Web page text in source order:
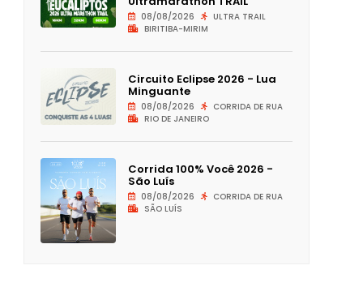
08/08/2026
ULTRA TRAIL
BIRITIBA-MIRIM
Circuito Eclipse 2026 - Lua
Minguante
08/08/2026
CORRIDA DE RUA
RIO DE JANEIRO
Corrida 100% Você 2026 -
São Luís
08/08/2026
CORRIDA DE RUA
SÃO LUÍS